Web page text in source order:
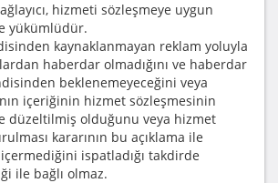
hizmeti sözleşmeye uygun
yükümlüdür.
kaynaklanmayan reklam yoluyla
haberdar olmadığını ve haberdar
beklenemeyeceğini veya
içeriğinin hizmet sözleşmesinin
düzeltilmiş olduğunu veya hizmet
kararının bu açıklama ile
ispatladığı takdirde
ile bağlı olmaz.